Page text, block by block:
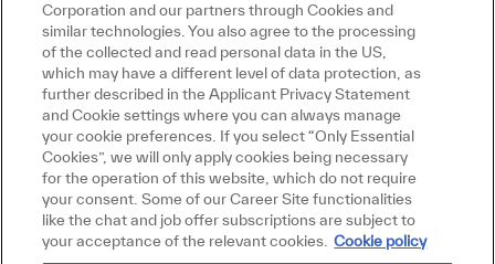
Corporation and our partners through Cookies and
similar technologies. You also agree to the processing
of the collected and read personal data in the US,
which may have a different level of data protection, as
further described in the Applicant Privacy Statement
and Cookie settings where you can always manage
your cookie preferences. If you select “Only Essential
Cookies”, we will only apply cookies being necessary
for the operation of this website, which do not require
your consent. Some of our Career Site functionalities
like the chat and job offer subscriptions are subject to
your acceptance of the relevant cookies. Cookie policy